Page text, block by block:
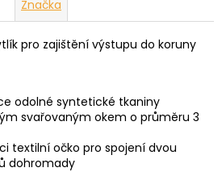
Značka
pro zajištění výstupu do koruny
odolné syntetické tkaniny
svařovaným okem o průměru 3
textilní očko pro spojení dvou
dohromady